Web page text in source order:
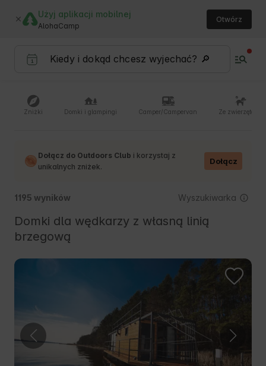
Użyj aplikacji mobilnej
AlohaCamp
Otwórz
Zniżki Domki i glampingi Camper/Campervan Ze zwierzętami
Dołącz do Outdoors Club i korzystaj z
unikalnych zniżek.
Dołącz
1195 wyników Wyszukiwarka
Domki dla wędkarzy z własną linią
brzegową